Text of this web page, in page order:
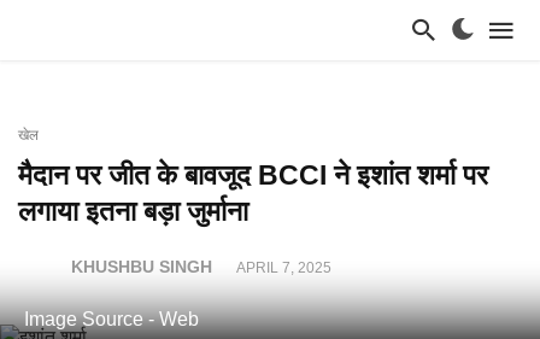
खेल
मैदान पर जीत के बावजूद BCCI ने इशांत शर्मा पर
लगाया इतना बड़ा जुर्माना
KHUSHBU SINGH APRIL 7, 2025
Image Source - Web